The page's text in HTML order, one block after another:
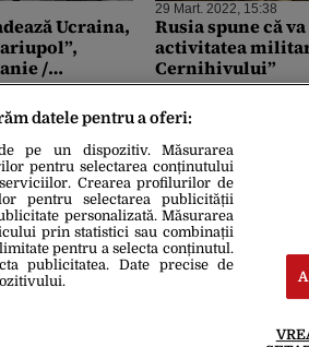
Ucraina,
/
luni
/ Peste
sau răniți,
29 Mart. 2022, 15:38
Rusia spune că
activitatea
Cernihivului”
datele pentru a oferi:
pe un dispozitiv. Măsurarea
pentru selectarea conținutului
Crearea profilurilor de
pentru selectarea publicității
personalizată. Măsurarea
prin statistici sau combinații
pentru a selecta conținutul.
publicitatea. Date precise de